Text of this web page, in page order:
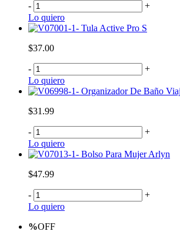
-
+
Lo quiero
Tula Active Pro S
$37.00
-
+
Lo quiero
Organizador De Baño
$31.99
-
+
Lo quiero
Bolso Para Mujer Arlyn
$47.99
-
+
Lo quiero
%OFF